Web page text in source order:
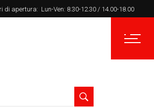
di apertura: Lun-Ven: 8.30-12.30 / 14.00-18.00